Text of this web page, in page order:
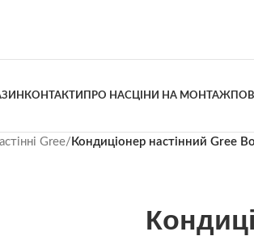
КОНТАКТИ ПРО НАСЦІНИ НА МОНТАЖ
Gree/ Кондиціонер настінний Gree